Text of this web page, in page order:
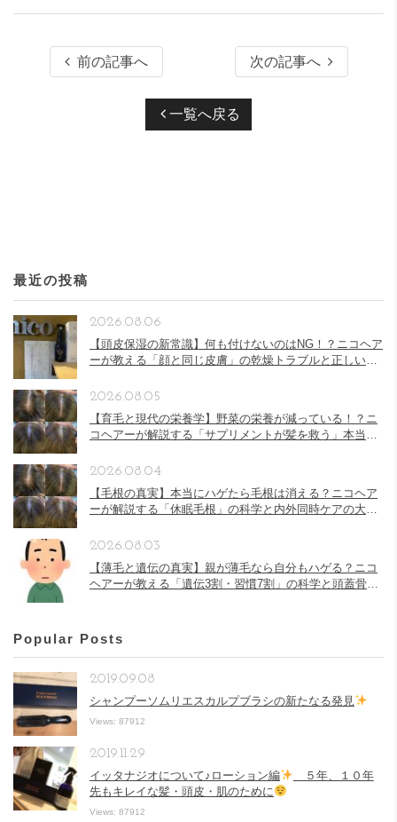
前の記事へ 次の記事へ
一覧へ戻る
最近の投稿
【頭皮保湿の新常識】何も付けないのはNG！？ニコヘア
ーが教える「顔と同じ皮膚」の乾燥トラブルと正しい頭
2026.08.06
【育毛と現代の栄養学】野菜の栄養が減っている！？ニ
コヘアーが解説する「サプリメントが髪を救う」本当の
2026.08.05
【毛根の真実】本当にハゲたら毛根は消える？ニコヘア
ーが解説する「休眠毛根」の科学と内外同時ケアの大切
2026.08.04
【薄毛と遺伝の真実】親が薄毛なら自分もハゲる？ニコ
ヘアーが教える「遺伝3割・習慣7割」の科学と頭蓋骨の
2026.08.03
Popular Posts
シャンプーソムリエスカルプブラシの新たなる発見
2019.09.08
Views: 87912
イッタナジオについて♪ローション編
５年、１０年
先もキレイな髪・頭皮・肌のために
2019.11.29
Views: 87912